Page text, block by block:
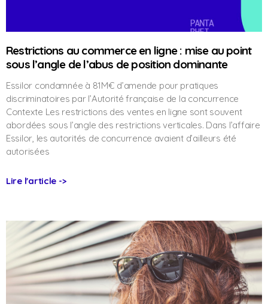
Restrictions au commerce en ligne : mise au point
sous l’angle de l’abus de position dominante
Essilor condamnée à 81M€ d’amende pour pratiques
discriminatoires par l’Autorité française de la concurrence
Contexte Les restrictions des ventes en ligne sont souvent
abordées sous l’angle des restrictions verticales. Dans l’affaire
Essilor, les autorités de concurrence avaient d’ailleurs été
autorisées
Lire l'article ->